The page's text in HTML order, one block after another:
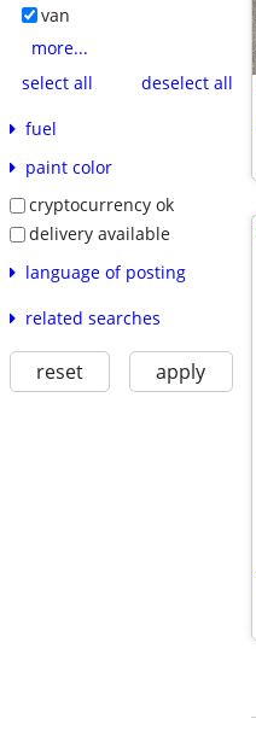
van
more...
select all
deselect all
fuel
paint color
cryptocurrency ok
delivery available
language of posting
related searches
reset apply